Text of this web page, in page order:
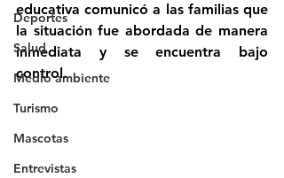
Deportes
Salud
Medio ambiente
Turismo
Mascotas
Entrevistas
educativa comunicó a las familias que
la situación fue abordada de manera
inmediata y se encuentra bajo
control.